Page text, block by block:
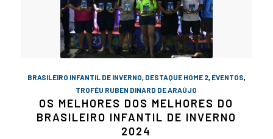
BRASILEIRO INFANTIL DE INVERNO, DESTAQUE HOME 2, EVENTOS,
TROFÉU RUBEN DINARD DE ARAÚJO
OS MELHORES DOS MELHORES DO
BRASILEIRO INFANTIL DE INVERNO
2024